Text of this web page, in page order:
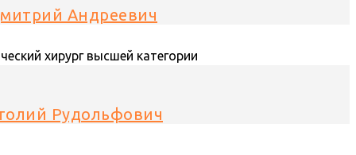
Андреевич
Рудольфович